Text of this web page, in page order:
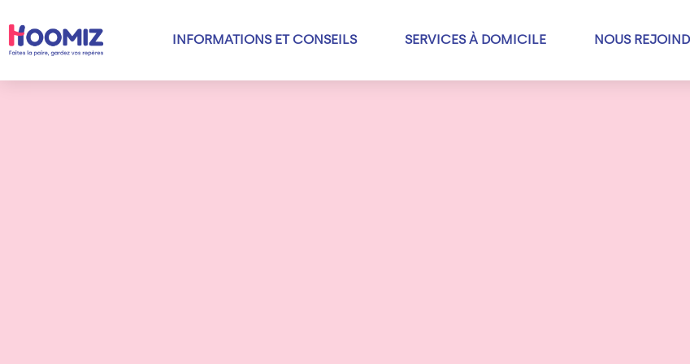
INFORMATIONS ET CONSEILS SERVICES À DOMICILE NOUS